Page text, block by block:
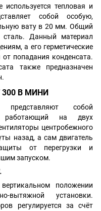
тепловая и
собой особую,
вату в 20 мм. Общий
Данный материал
а его герметические
попадания конденсата.
также предназначен
300 В МИНИ
собой
работающий на двух
центробежного
назад, а сам двигатель
от перегрузки и
запуском.
положении
вытяжной установки.
регулируется за счёт